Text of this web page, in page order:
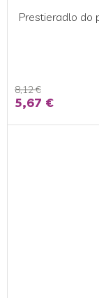
Prestieradlo do
8,12 €
5,67 €